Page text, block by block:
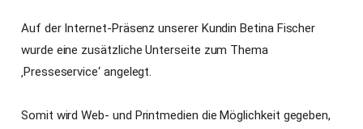
Auf der Internet-Präsenz unserer Kundin Betina Fischer
wurde eine zusätzliche Unterseite zum Thema
‚Presseservice‘ angelegt.
Somit wird Web- und Printmedien die Möglichkeit gegeben,